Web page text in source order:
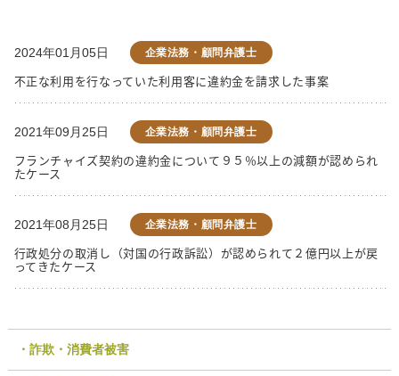
2024年01月05日 企業法務・顧問弁護士
不正な利用を行なっていた利用客に違約金を請求した事案
2021年09月25日 企業法務・顧問弁護士
フランチャイズ契約の違約金について９５％以上の減額が認められ
たケース
2021年08月25日 企業法務・顧問弁護士
行政処分の取消し（対国の行政訴訟）が認められて２億円以上が戻
ってきたケース
詐欺・消費者被害